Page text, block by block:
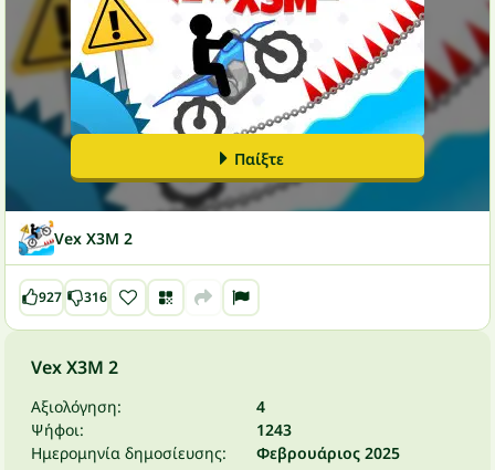
Παίξτε
Vex X3M 2
927 316
Vex X3M 2
Αξιολόγηση:
4
Ψήφοι:
1243
Ημερομηνία δημοσίευσης:
Φεβρουάριος 2025